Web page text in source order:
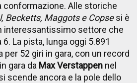
conformazione. Alle storiche
Becketts, Maggots e Copsesi è
interessantissimo settore che
La pista, lunga oggi 5.891
per 52 giri in gara, con un record
gara da Max Verstappen nel
scende ancora e la pole dello